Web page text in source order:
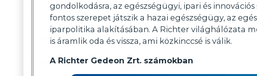
gondolkodásra, az egészségügyi, ipari és
fontos szerepet játszik a hazai egészségügy, az
iparpolitika alakításában. A Richter világhálózata
is áramlik oda és vissza, ami közkinccsé is válik.
A Richter Gedeon Zrt. számokban